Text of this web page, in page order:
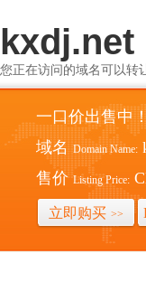
kxdj.net
您正在访问的域名可以转
一口价出售中
域名 Domain Name:
售价 Listing Price:
立即购买 >>